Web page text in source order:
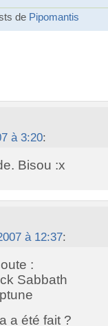
de Pipomantis
à 3:20:
Bisou :x
à 12:37:
:
Sabbath
a été fait ?